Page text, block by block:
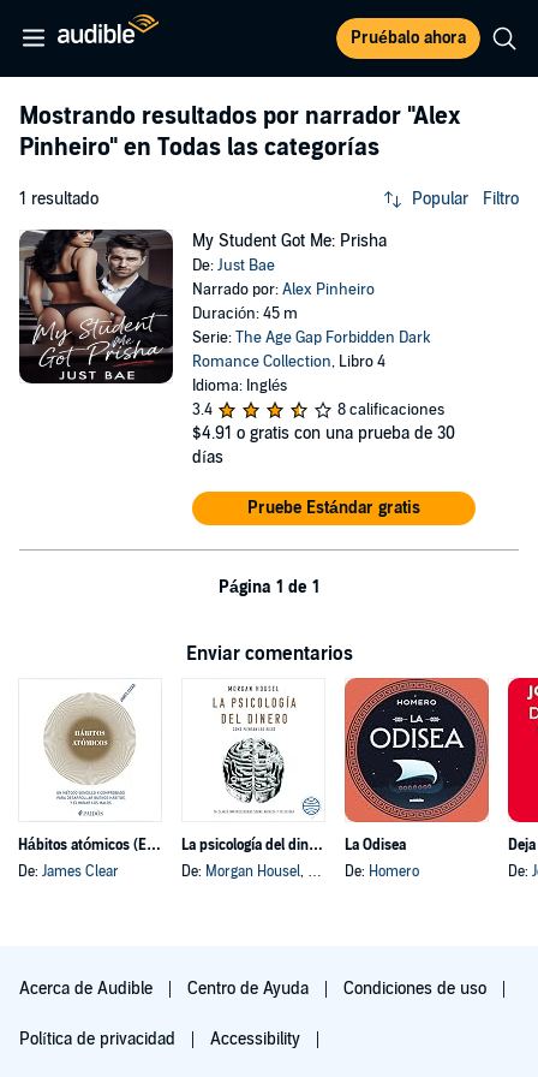
Pruébalo ahora
Mostrando resultados por narrador "Alex
Pinheiro" en Todas las categorías
1 resultado Popular Filtro
My Student Got Me: Prisha
De:Just Bae
Narrado por:Alex Pinheiro
Duración: 45 m
Serie:The Age Gap Forbidden Dark
Romance Collection, Libro 4
Idioma: Inglés
3.4
8 calificaciones
$4.91 o gratis con una prueba de 30
días
Pruebe Estándar gratis
Página 1 de 1
Enviar comentarios
Hábitos atómicos (Español neutro)
De: James Clear
La psicología del dinero
De: Morgan Housel, y otros
La Odisea
De: Homero
De:
Acerca de Audible Centro de Ayuda Condiciones de uso
Política de privacidad Accessibility